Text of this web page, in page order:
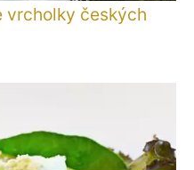
vrcholky českých